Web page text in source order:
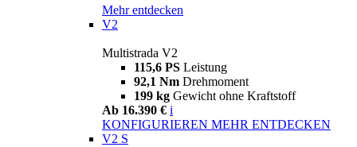
Mehr entdecken
V2
Multistrada V2
115,6 PS Leistung
92,1 Nm Drehmoment
199 kg Gewicht ohne Kraftstoff
Ab 16.390 € i
KONFIGURIEREN MEHR ENTDECKEN
V2 S